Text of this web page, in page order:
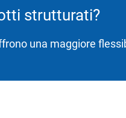
strutturati?
una maggiore